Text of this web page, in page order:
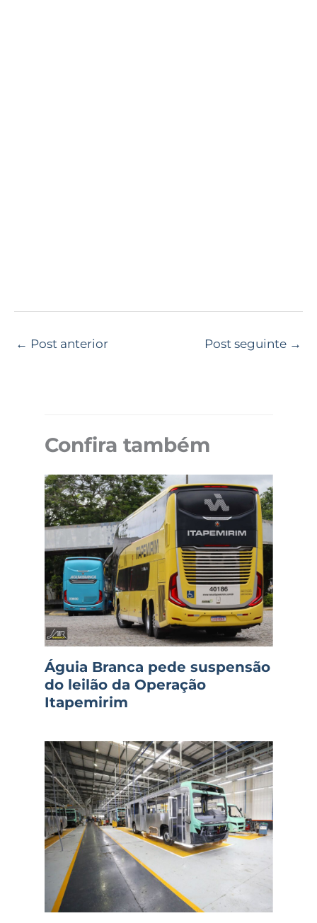
← Post anterior Post seguinte →
Confira também
Águia Branca pede suspensão
do leilão da Operação
Itapemirim